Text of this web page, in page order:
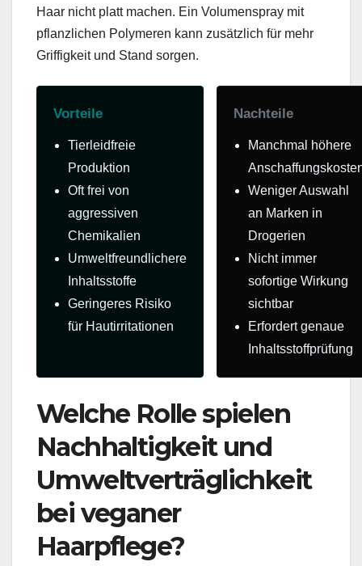
Haar nicht platt machen. Ein Volumenspray mit
pflanzlichen Polymeren kann zusätzlich für mehr
Griffigkeit und Stand sorgen.
Vorteile
Tierleidfreie
Produktion
Oft frei von
aggressiven
Chemikalien
Umweltfreundlichere
Inhaltsstoffe
Geringeres Risiko
für Hautirritationen
Nachteile
Manchmal höhere
Weniger Auswahl
an Marken in
Drogerien
Nicht immer
sofortige Wirkung
sichtbar
Erfordert genaue
Inhaltsstoffprüfung
Welche Rolle spielen
Nachhaltigkeit und
Umweltverträglichkeit
bei veganer
Haarpflege?